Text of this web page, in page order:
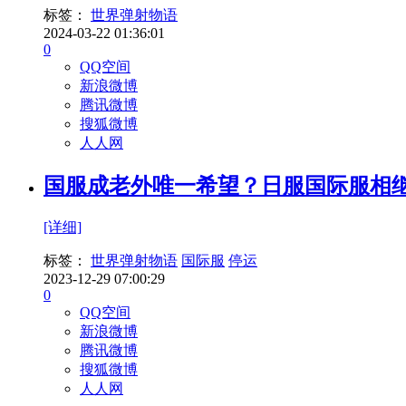
标签：
世界弹射物语
2024-03-22 01:36:01
0
QQ空间
新浪微博
腾讯微博
搜狐微博
人人网
国服成老外唯一希望？日服国际服相
[详细]
标签： 世界弹射物语 国际服 停运
2023-12-29 07:00:29
0
QQ空间
新浪微博
腾讯微博
搜狐微博
人人网